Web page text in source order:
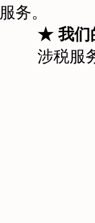
服务。
★ 我们
涉税服